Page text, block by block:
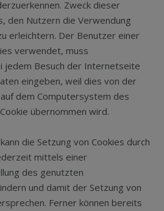
Zweck dieser
den Nutzern die Verwendung
erleichtern. Der Benutzer einer
verwendet, muss
jedem Besuch der Internetseite
eingeben, weil dies von der
dem Computersystem des
übernommen wird.
die Setzung von Cookies durch
mittels einer
des genutzten
und damit der Setzung von
Ferner können bereits